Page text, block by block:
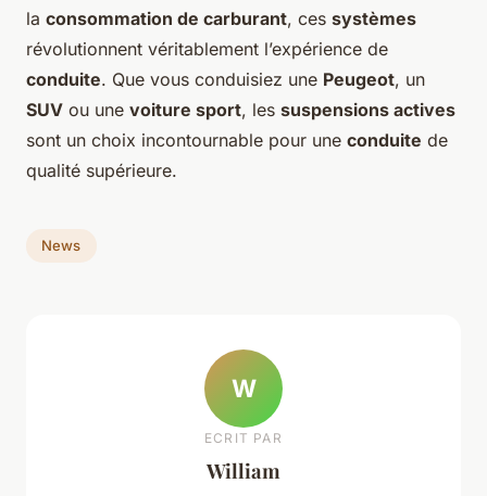
la consommation de carburant, ces systèmes
révolutionnent véritablement l’expérience de
conduite. Que vous conduisiez une Peugeot, un
SUV ou une voiture sport, les suspensions actives
sont un choix incontournable pour une conduite de
qualité supérieure.
News
W
ECRIT PAR
William